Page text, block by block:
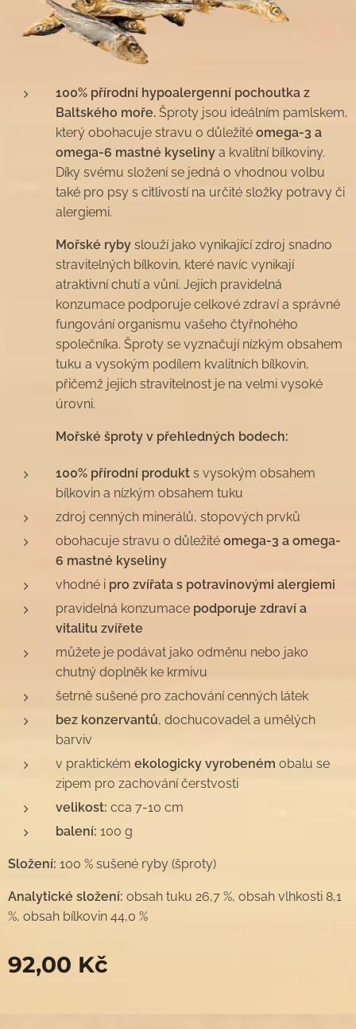
100% přírodní hypoalergenní pochoutka z
Baltského moře. Šproty jsou ideálním pamlskem,
který obohacuje stravu o důležité omega-3 a
omega-6 mastné kyseliny a kvalitní bílkoviny.
Díky svému složení se jedná o vhodnou volbu
také pro psy s citlivostí na určité složky potravy či
alergiemi.
Mořské ryby slouží jako vynikající zdroj snadno
stravitelných bílkovin, které navíc vynikají
atraktivní chutí a vůní. Jejich pravidelná
konzumace podporuje celkové zdraví a správné
fungování organismu vašeho čtyřnohého
společníka. Šproty se vyznačují nízkým obsahem
tuku a vysokým podílem kvalitních bílkovin,
přičemž jejich stravitelnost je na velmi vysoké
úrovni.
Mořské šproty v přehledných bodech:
100% přírodní produkt s vysokým obsahem
bílkovin a nízkým obsahem tuku
zdroj cenných minerálů, stopových prvků
obohacuje stravu o důležité omega-3 a omega-
6 mastné kyseliny
vhodné i pro zvířata s potravinovými alergiemi
pravidelná konzumace podporuje zdraví a
vitalitu zvířete
můžete je podávat jako odměnu nebo jako
chutný doplněk ke krmivu
šetrně sušené pro zachování cenných látek
bez konzervantů, dochucovadel a umělých
barviv
v praktickém ekologicky vyrobeném obalu se
zipem pro zachování čerstvosti
velikost: cca 7-10 cm
balení: 100 g
Složení: 100 % sušené ryby (šproty)
Analytické složení: obsah tuku 26,7 %, obsah vlhkosti 8,1
%, obsah bílkovin 44,0 %
92,00 Kč